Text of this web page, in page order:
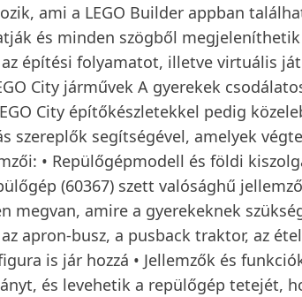
ami a LEGO Builder appban
és minden szögből
építési folyamatot, illetve virtuális
City járművek A gyerekek
City építőkészletekkel pedig
szereplők segítségével, amelyek
• Repülőgépmodell és földi
(60367) szett valósághű
megvan, amire a gyerekeknek
apron-busz, a pusback traktor, az
is jár hozzá • Jellemzők és
és levehetik a repülőgép tetejét,